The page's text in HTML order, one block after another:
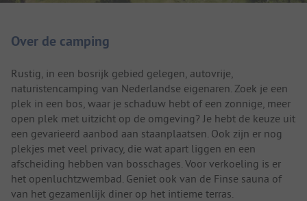
Over de camping
Rustig, in een bosrijk gebied gelegen, autovrije,
naturistencamping van Nederlandse eigenaren. Zoek je een
plek in een bos, waar je schaduw hebt of een zonnige, meer
open plek met uitzicht op de omgeving? Je hebt de keuze uit
een gevarieerd aanbod aan staanplaatsen. Ook zijn er nog
plekjes met veel privacy, die wat apart liggen en een
afscheiding hebben van bosschages. Voor verkoeling is er
het openluchtzwembad. Geniet ook van de Finse sauna of
van het gezamenlijk diner op het intieme terras.